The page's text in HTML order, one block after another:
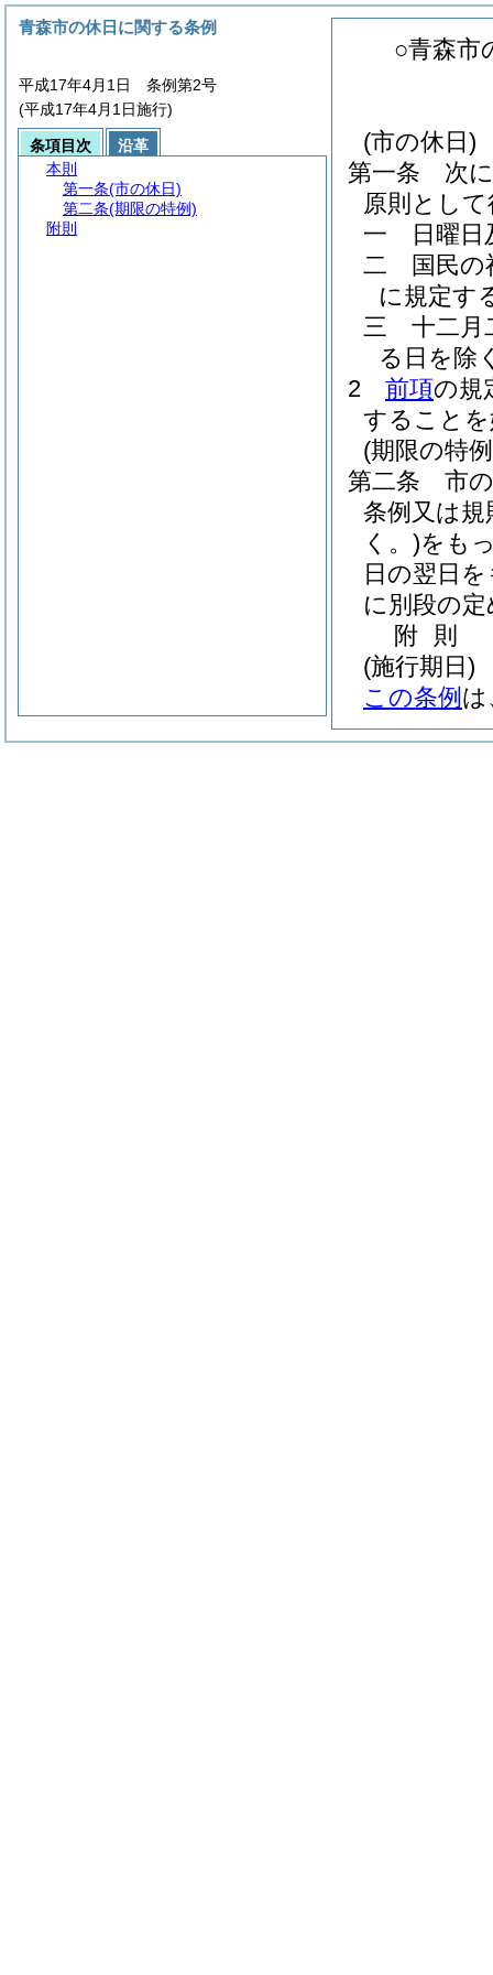
○青森市
(市の休日)
第一条
次
原則とし
一
日曜日
二
国民
に規定す
三
十二月
る日を除
2
前項の規
すること
(期限の特
第二条
市
条例又は
く。)をも
日の翌日
に別段の
附 則
(施行期日)
この条例 は
青森市の休日に関する条例
平成17年4月1日 条例第2号
(平成17年4月1日施行)
条項目次
沿革
本則
第一条(市の休日)
第二条(期限の特例)
附則